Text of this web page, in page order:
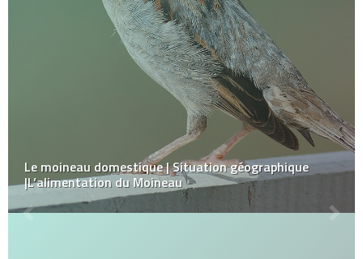
Le moineau domestique | Situation géographique
|L’alimentation du Moineau